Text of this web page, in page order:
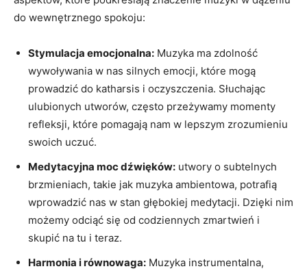
do wewnętrznego spokoju:
Stymulacja emocjonalna: Muzyka ma zdolność
wywoływania w nas silnych emocji, które mogą
prowadzić do katharsis i oczyszczenia. Słuchając
ulubionych utworów, często przeżywamy momenty
refleksji, które pomagają nam w lepszym zrozumieniu
swoich uczuć.
Medytacyjna moc dźwięków: utwory o subtelnych
brzmieniach, takie jak muzyka ambientowa, potrafią
wprowadzić nas w stan głębokiej medytacji. Dzięki nim
możemy odciąć się od codziennych zmartwień i
skupić na tu i teraz.
Harmonia i równowaga: Muzyka instrumentalna,